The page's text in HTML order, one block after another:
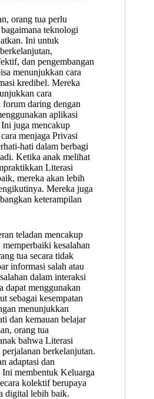
orang tua perlu
teknologi
Ini untuk
dan pengembangan
menunjukkan cara
kredibel. Mereka
cara
daring dengan
aplikasi
juga mencakup
menjaga Privasi
hati dalam berbagi
Ketika anak melihat
Literasi
mereka akan lebih
Mereka juga
keterampilan
teladan mencakup
kesalahan
tua secara tidak
informasi salah atau
dalam interaksi
dapat menggunakan
sebagai kesempatan
menunjukkan
dan kemauan belajar
orang tua
bahwa Literasi
berkelanjutan.
adaptasi dan
Ini membentuk Keluarga
kolektif berupaya
digital lebih baik.